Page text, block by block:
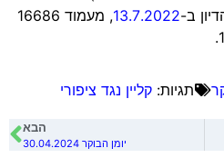
ב-13.7.2022
, מעמוד 16686
תגיות: קליין נגד ציפורי
הבא
יומן הבוקר 30.04.2024